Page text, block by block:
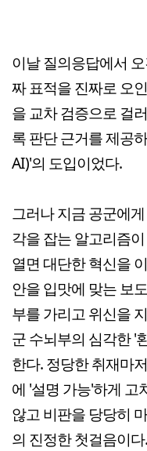
이날 질의응답에서
짜 표적을 진짜로 오
을 교차 검증으로 걸
록 판단 근거를 제공
AI)'의 도입이었다.
그러나 지금 공군에
각을 잡는 알고리즘
열면 대단한 혁신을
안을 입맛에 맞는 보
부를 가리고 위신을
군 수뇌부의 심각한 '
한다. 정당한 취재마
에 '설명 가능'하게 고
않고 비판을 당당히
의 진정한 첫걸음이다.